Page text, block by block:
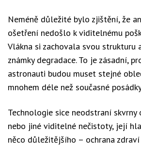
Neméně důležité bylo zjištění, že
ošetření nedošlo k viditelnému
Vlákna si zachovala svou strukturu
známky degradace. To je zásadní,
astronauti budou muset stejné
mnohem déle než současné
Technologie sice neodstraní skvrny
nebo jiné viditelné nečistoty, její
něco důležitějšího – ochrana zdraví